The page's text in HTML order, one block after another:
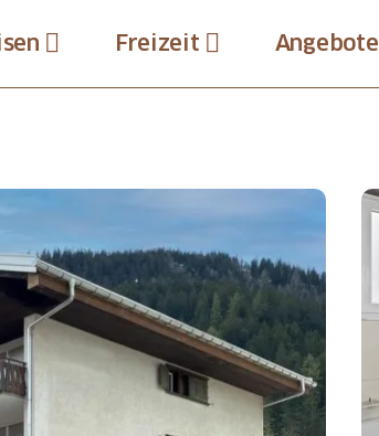
Freizeit Angebote